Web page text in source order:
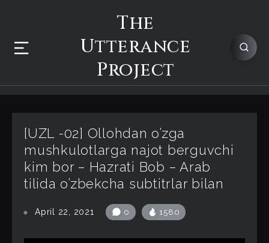
The
Utterance
Project
[UZL -02] Оllоhdаn o’zgа
mushkulоtlаrgа nаjоt berguvchi
kim bоr – Hаzrаti Bоb – Arab
tilida o’zbekcha subtitrlar bilan
April 22, 2021 0 1580